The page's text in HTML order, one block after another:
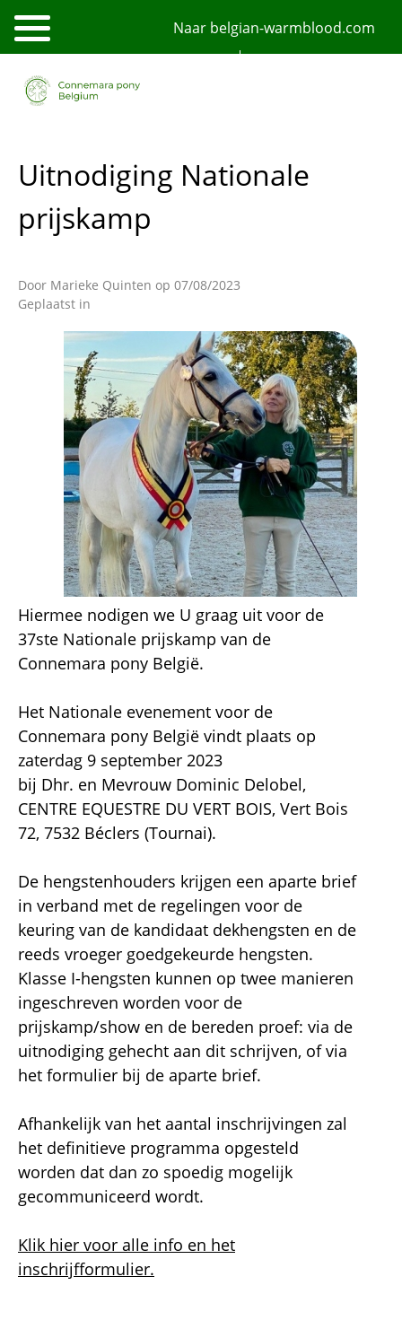
Overslaan
en
naar
inhoud
Naar belgian-warmblood.com
Uitnodiging Nationale
prijskamp
Door Marieke Quinten op 07/08/2023
Geplaatst in
Afbeelding
Hiermee nodigen we U graag uit voor de
37ste Nationale prijskamp van de
Connemara pony België.
Het Nationale evenement voor de
Connemara pony België vindt plaats op
zaterdag 9 september 2023
bij Dhr. en Mevrouw Dominic Delobel,
CENTRE EQUESTRE DU VERT BOIS, Vert Bois
72, 7532 Béclers (Tournai).
De hengstenhouders krijgen een aparte brief
in verband met de regelingen voor de
keuring van de kandidaat dekhengsten en de
reeds vroeger goedgekeurde hengsten.
Klasse I-hengsten kunnen op twee manieren
ingeschreven worden voor de
prijskamp/show en de bereden proef: via de
uitnodiging gehecht aan dit schrijven, of via
het formulier bij de aparte brief.
Afhankelijk van het aantal inschrijvingen zal
het definitieve programma opgesteld
worden dat dan zo spoedig mogelijk
gecommuniceerd wordt.
Klik hier voor alle info en het
inschrijfformulier.